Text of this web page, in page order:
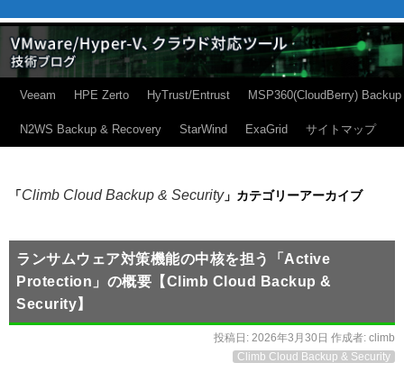
Veeam HPE Zerto HyTrust/Entrust MSP360(CloudBerry) Backup
N2WS Backup & Recovery StarWind ExaGrid サイトマップ
「Climb Cloud Backup & Security」カテゴリーアーカイブ
ランサムウェア対策機能の中核を担う「Active
Protection」の概要【Climb Cloud Backup &
Security】
投稿日: 2026年3月30日 作成者: climb
Climb Cloud Backup & Security